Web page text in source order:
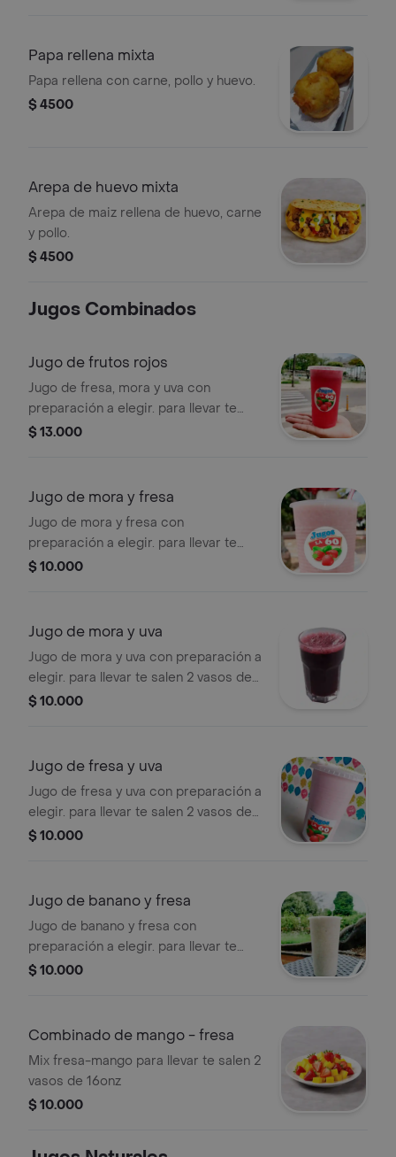
Papa rellena mixta
Papa rellena con carne, pollo y huevo.
$ 4500
Arepa de huevo mixta
Arepa de maiz rellena de huevo, carne
y pollo.
$ 4500
Jugos Combinados
Jugo de frutos rojos
Jugo de fresa, mora y uva con
preparación a elegir. para llevar te
salen 2 vasos de 16onz
$ 13.000
Jugo de mora y fresa
Jugo de mora y fresa con
preparación a elegir. para llevar te
salen 2 vasos de 16onz
$ 10.000
Jugo de mora y uva
Jugo de mora y uva con preparación a
elegir. para llevar te salen 2 vasos de
16onz
$ 10.000
Jugo de fresa y uva
Jugo de fresa y uva con preparación a
elegir. para llevar te salen 2 vasos de
16onz
$ 10.000
Jugo de banano y fresa
Jugo de banano y fresa con
preparación a elegir. para llevar te
salen 2 vasos de 16onz
$ 10.000
Combinado de mango - fresa
Mix fresa-mango para llevar te salen 2
vasos de 16onz
$ 10.000